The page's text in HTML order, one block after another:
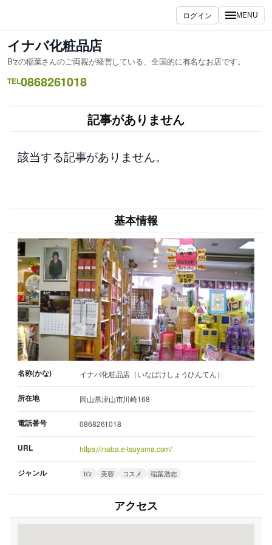
ス
キ
ッ
ログイン MENU
イナバ化粧品店
B'zの稲葉さんのご両親が経営している、全国的に有名なお店です。
TEL0868261018
記事がありません
該当する記事がありません。
基本情報
名称(かな) イナバ化粧品店（いなばけしょうひんてん）
所在地 岡山県津山市川崎168
電話番号 0868261018
URL https://inaba.e-tsuyama.com/
ジャンル b'z 美容 コスメ 稲葉浩志
アクセス